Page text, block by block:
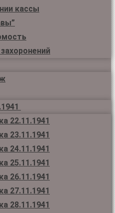
кассы
22.11.1941
23.11.1941
24.11.1941
25.11.1941
26.11.1941
27.11.1941
28.11.1941